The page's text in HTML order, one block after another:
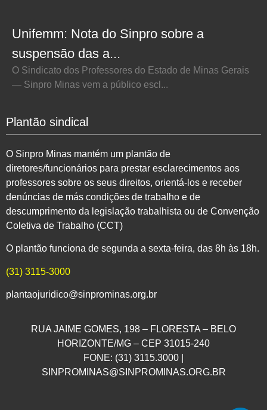
Unifemm: Nota do Sinpro sobre a
suspensão das a...
O Sindicato dos Professores do Estado de Minas Gerais
— Sinpro Minas vem a público escl...
Plantão sindical
O Sinpro Minas mantém um plantão de
diretores/funcionários para prestar esclarecimentos aos
professores sobre os seus direitos, orientá-los e receber
denúncias de más condições de trabalho e de
descumprimento da legislação trabalhista ou de Convenção
Coletiva de Trabalho (CCT)
O plantão funciona de segunda a sexta-feira, das 8h às 18h.
(31) 3115-3000
plantaojuridico@sinprominas.org.br
RUA JAIME GOMES, 198 – FLORESTA – BELO
HORIZONTE/MG – CEP 31015-240
FONE: (31) 3115.3000 |
SINPROMINAS@SINPROMINAS.ORG.BR